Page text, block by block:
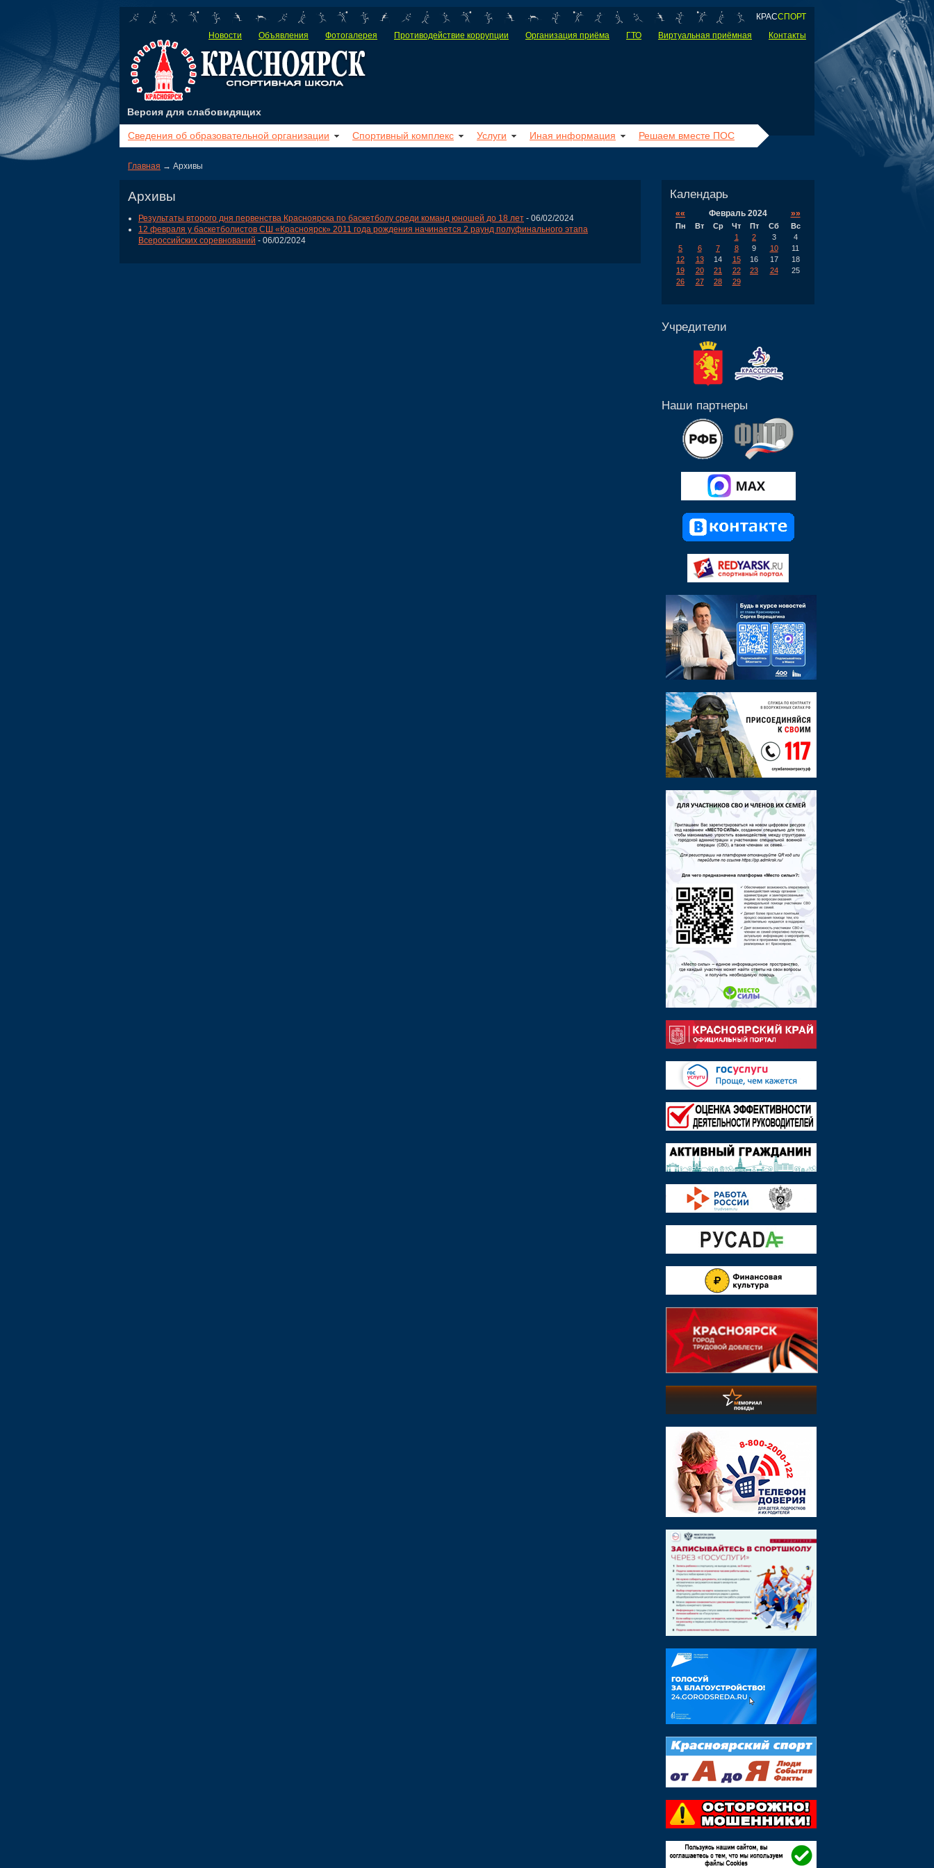
КРАССПОРТ
Новости
Объявления Фотогалерея Противодействие коррупции Организация приёма ГТО Виртуальная приёмная Контакты
Версия для слабовидящих
Сведения об образовательной организации Спортивный комплекс Услуги Иная информация Решаем вместе ПОС
Главная → Архивы
Архивы
Результаты второго дня первенства Красноярска по баскетболу среди команд юношей до 18 лет - 06/02/2024
12 февраля у баскетболистов СШ «Красноярск» 2011 года рождения начинается 2 раунд полуфинального этапа
Всероссийских соревнований - 06/02/2024
Календарь
«« Февраль 2024 »»
Пн Вт Ср Чт Пт Сб
Вс
1
2 3
4
5
6 7 8 9 10
11
12
13 14 15 16 17
18
19
20 21 22 23 24
25
26
27 28 29
Учредители
Наши партнеры